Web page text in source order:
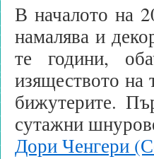
В началото на
намалява и
те години,
изяществото на
бижутерите.
сутажни
Дори Ченгери